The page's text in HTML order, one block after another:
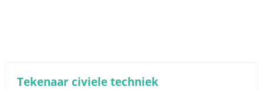
Tekenaar civiele techniek